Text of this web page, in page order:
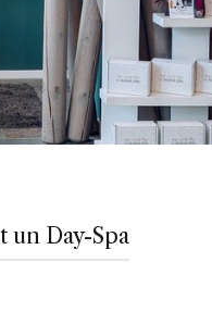
un Day-Spa